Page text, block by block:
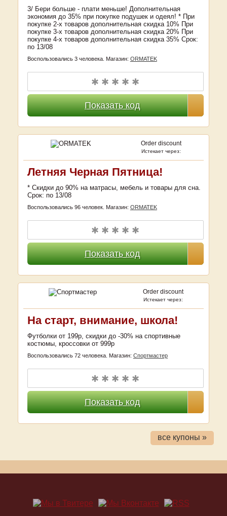
3/ Бери больше - плати меньше! Дополнительная
экономия до 35% при покупке подушек и одеял! * При
покупке 2-х товаров дополнительная скидка 10% При
покупке 3-х товаров дополнительная скидка 20% При
покупке 4-х товаров дополнительная скидка 35% Срок:
по 13/08
Воспользовались 3 человека. Магазин: ORMATEK
Показать код
✱ ✱ ✱ ✱ ✱
Order discount
Истекает через:
Летняя Черная Пятница!
* Скидки до 90% на матрасы, мебель и товары для сна.
Срок: по 13/08
Воспользовались 96 человек. Магазин: ORMATEK
Показать код
✱ ✱ ✱ ✱ ✱
Order discount
Истекает через:
На старт, внимание, школа!
Футболки от 199р, скидки до -30% на спортивные
костюмы, кроссовки от 999р
Воспользовались 72 человека. Магазин: Спортмастер
Показать код
✱ ✱ ✱ ✱ ✱
все купоны »